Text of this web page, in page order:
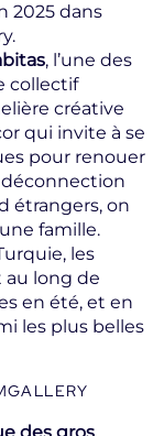
2025 dans
, l’une des
collectif
créative
qui invite à se
pour renouer
étrangers, on
famille.
les
long de
en été, et en
les plus belles